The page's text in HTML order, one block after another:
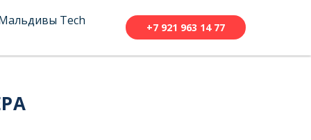
Tech
+7 921 963 14 77